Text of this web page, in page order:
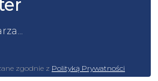
zgodnie z Polityką Prywatności